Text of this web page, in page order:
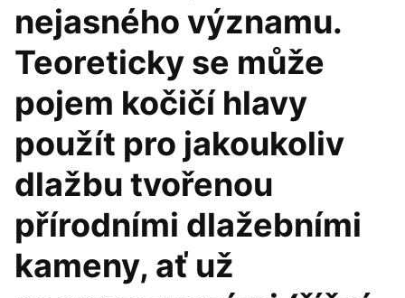
nejasného významu.
Teoreticky se může
pojem kočičí hlavy
použít pro jakoukoliv
dlažbu tvořenou
přírodními dlažebními
kameny, ať už